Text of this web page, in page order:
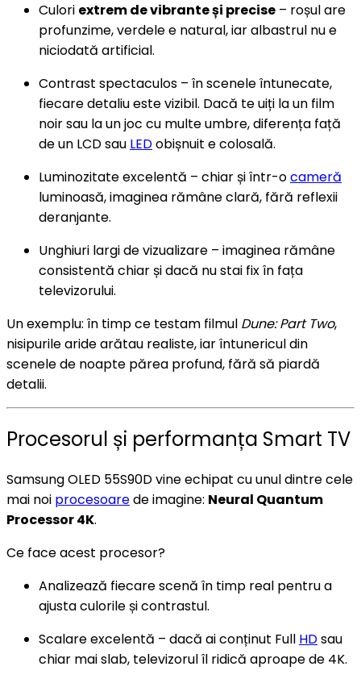
Culori extrem de vibrante și precise – roșul are
profunzime, verdele e natural, iar albastrul nu e
niciodată artificial.
Contrast spectaculos – în scenele întunecate,
fiecare detaliu este vizibil. Dacă te uiți la un film
noir sau la un joc cu multe umbre, diferența față
de un LCD sau LEDobișnuit e colosală.
Luminozitate excelentă – chiar și într-ocameră
luminoasă, imaginea rămâne clară, fără reflexii
deranjante.
Unghiuri largi de vizualizare – imaginea rămâne
consistentă chiar și dacă nu stai fix în fața
televizorului.
Un exemplu: în timp ce testam filmul Dune: Part Two,
nisipurile aride arătau realiste, iar întunericul din
scenele de noapte părea profund, fără să piardă
detalii.
Procesorul și performanța Smart TV
Samsung OLED 55S90D vine echipat cu unul dintre cele
mai noi procesoarede imagine: Neural Quantum
Processor 4K.
Ce face acest procesor?
Analizează fiecare scenă în timp real pentru a
ajusta culorile și contrastul.
Scalare excelentă – dacă ai conținut Full HDsau
chiar mai slab, televizorul îl ridică aproape de 4K.